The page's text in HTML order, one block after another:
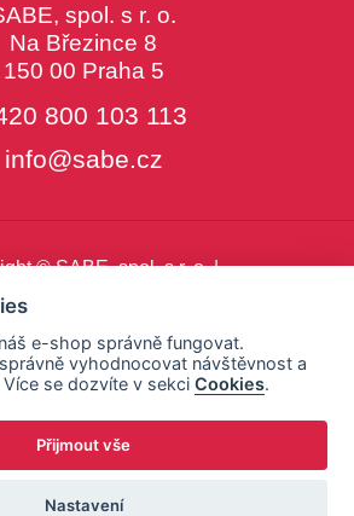
spol. s r. o.
Na Březince 8
150 00 Praha 5
800 103 113
info@sabe.cz
© SABE, spol. s r. o. |
e-shop správně fungovat.
vyhodnocovat návštěvnost a
se dozvíte v sekciCookies.
Přijmout vše
Nastavení